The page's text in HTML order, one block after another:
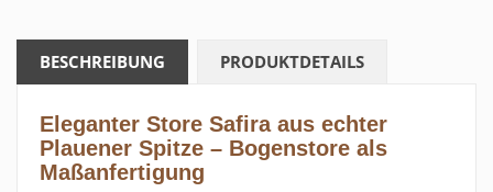
BESCHREIBUNG PRODUKTDETAILS
Eleganter Store Safira aus echter
Plauener Spitze – Bogenstore als
Maßanfertigung